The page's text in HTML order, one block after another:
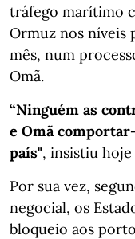
tráfego marítimo
Ormuz nos níveis
mês, num
Omã.
“Ninguém as
e Omã
país", insistiu
Por sua vez,
negocial, os
bloqueio aos